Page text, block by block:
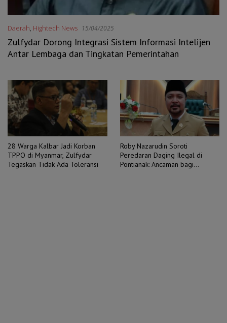
Daerah, Hightech News 15/04/2025
Zulfydar Dorong Integrasi Sistem Informasi Intelijen
Antar Lembaga dan Tingkatan Pemerintahan
28 Warga Kalbar Jadi Korban
TPPO di Myanmar, Zulfydar
Tegaskan Tidak Ada Toleransi
Roby Nazarudin Soroti
Peredaran Daging Ilegal di
Pontianak: Ancaman bagi